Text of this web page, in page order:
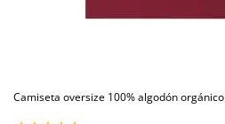
Camiseta oversize 100% algodón orgánico